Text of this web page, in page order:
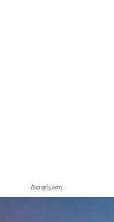
- Διαφήμιση -